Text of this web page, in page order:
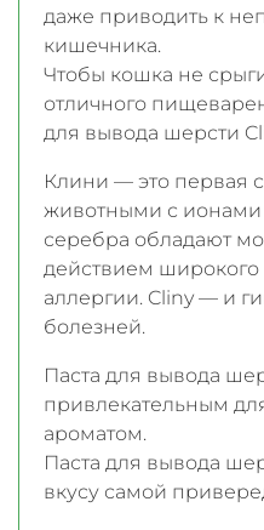
даже приводить к
кишечника.
Чтобы кошка не
отличного
для вывода шерсти
Клини — это первая
животными с
серебра обладают
действием широкого
аллергии. Cliny — и
болезней.
Паста для вывода
привлекательным
ароматом.
Паста для вывода
вкусу самой